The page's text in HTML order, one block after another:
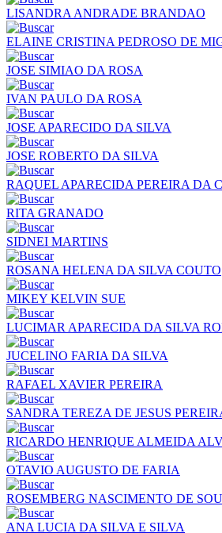
LISANDRA ANDRADE BRANDAO
ELAINE CRISTINA PEDROSO DE
JOSE SIMIAO DA ROSA
IVAN PAULO DA ROSA
JOSE APARECIDO DA SILVA
JOSE ROBERTO DA SILVA
RAQUEL APARECIDA PEREIRA DA
RITA GRANADO
SIDNEI MARTINS
ROSANA HELENA DA SILVA COUTO
MIKEY KELVIN SUE
LUCIMAR APARECIDA DA SILVA
JUCELINO FARIA DA SILVA
RAFAEL XAVIER PEREIRA
SANDRA TEREZA DE JESUS
RICARDO HENRIQUE ALMEIDA
OTAVIO AUGUSTO DE FARIA
ROSEMBERG NASCIMENTO DE
ANA LUCIA DA SILVA E SILVA